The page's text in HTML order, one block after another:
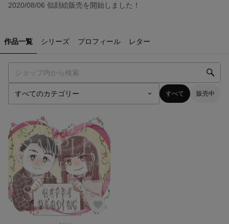
2020/08/06 似顔絵販売を開始しました！
作品一覧 シリーズ プロフィール レター
すべて 販売中